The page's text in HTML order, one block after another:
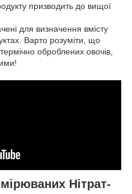
призводить до вищої
для визначення вмісту
Варто розуміти, що
оброблених овочів,
Нітрат-